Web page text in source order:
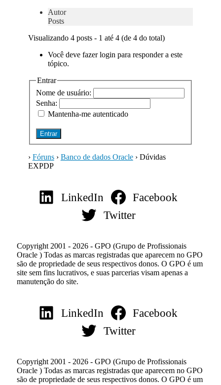
Autor
Posts
Visualizando 4 posts - 1 até 4 (de 4 do total)
Você deve fazer login para responder a este
tópico.
Entrar
Nome de usuário:
Senha:
Mantenha-me autenticado
Entrar
› Fóruns › Banco de dados Oracle › Dúvidas
EXPDP
LinkedIn
Facebook
Twitter
Copyright 2001 - 2026 - GPO (Grupo de Profissionais
Oracle ) Todas as marcas registradas que aparecem no GPO
são de propriedade de seus respectivos donos. O GPO é um
site sem fins lucrativos, e suas parcerias visam apenas a
manutenção do site.
LinkedIn
Facebook
Twitter
Copyright 2001 - 2026 - GPO (Grupo de Profissionais
Oracle ) Todas as marcas registradas que aparecem no GPO
são de propriedade de seus respectivos donos. O GPO é um